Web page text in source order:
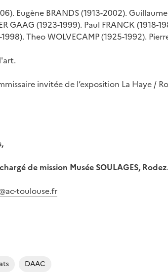
Eugène BRANDS (1913-2002).
GAAG (1923-1999). Paul FRANCK (1918-
Theo WOLVECAMP (1925-1992).
invitée de l’exposition La Haye /
de mission Musée SOULAGES,
toulouse.fr
DAAC